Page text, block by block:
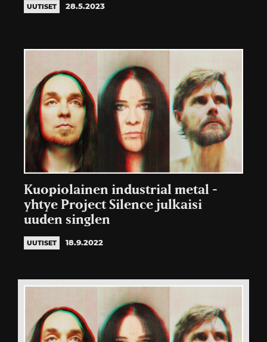
UUTISET 28.5.2023
Kuopiolainen industrial metal -
yhtye Project Silence julkaisi
uuden singlen
UUTISET 18.9.2022